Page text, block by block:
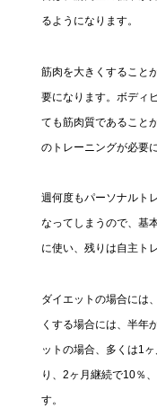
るようになります。
筋肉を大きくすること
要になります。ボディ
ても筋肉質であること
のトレーニングが必要
週何度もパーソナルト
なってしまうので、基
に使い、残りは自主ト
ダイエットの場合には
くする場合には、半年
ットの場合、多くは1
り、2ヶ月継続で10％
す。